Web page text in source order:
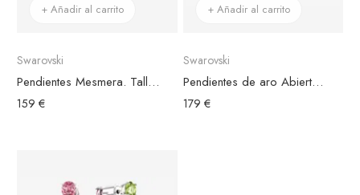
+ Añadir al carrito
Swarovski
Pendientes Mesmera. Tallas mixtas
159 €
+ Añadir al carrito
Swarovski
Pendientes de aro Abierto Millenia Swarovski Bañados en Rodio
179 €